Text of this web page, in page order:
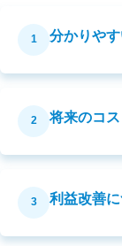
1 分かりや
2 将来のコ
3 利益改善